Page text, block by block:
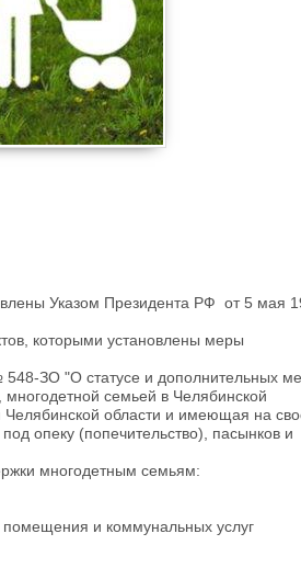
Указом Президента РФ от 5 мая
которыми установлены меры
ЗО "О статусе и дополнительных
семьей в Челябинской
Челябинской области и имеющая на
опеку (попечительство), пасынков и
многодетным семьям:
и коммунальных услуг